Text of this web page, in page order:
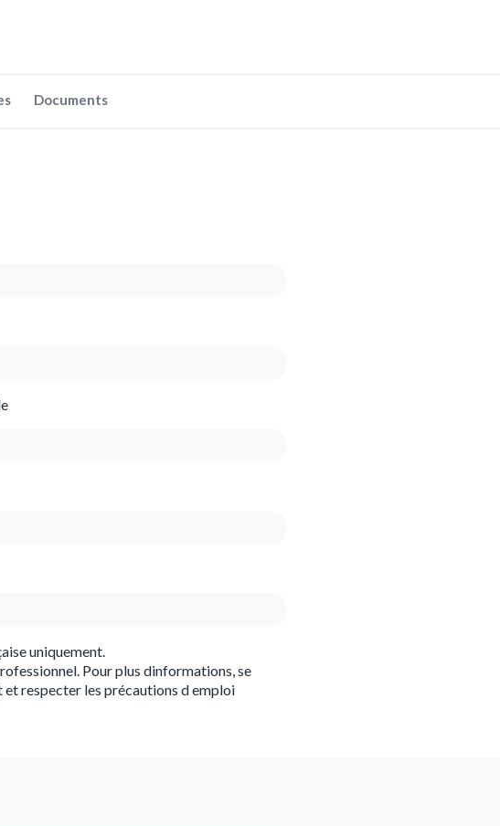
Documents
uniquement.
Pour plus dinformations, se
respecter les précautions d emploi